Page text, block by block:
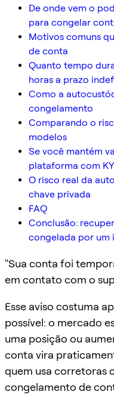
De onde vem o
para congelar
Motivos comuns
de conta
Quanto tempo
horas a prazo
Como a
congelamento
Comparando o
modelos
Se você mantém
plataforma com
O risco real da
chave privada
FAQ
Conclusão:
congelada por um
"Sua conta foi
em contato com o
Esse aviso costuma
possível: o mercado
uma posição ou
conta vira
quem usa corretoras
congelamento de